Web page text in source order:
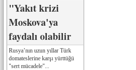
"Yakıt krizi
Moskova'ya
faydalı olabilir
Rusya’nın uzun yıllar Türk
domateslerine karşı yürttüğü
"sert mücadele"...